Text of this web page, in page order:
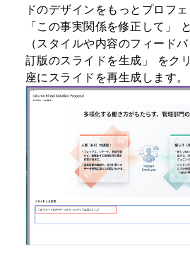
ドのデザインをもっとプロフ
「この事実関係を修正して」
（スタイルや内容のフィード
訂版のスライドを生成」 をク
座にスライドを再生成します。